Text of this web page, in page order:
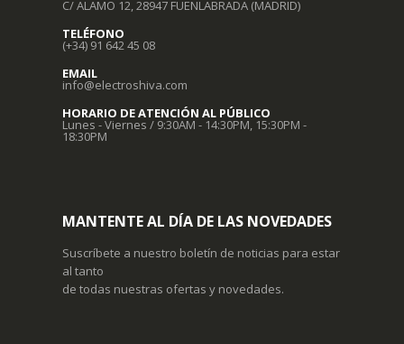
C/ ALAMO 12, 28947 FUENLABRADA (MADRID)
TELÉFONO
(+34) 91 642 45 08
EMAIL
info@electroshiva.com
HORARIO DE ATENCIÓN AL PÚBLICO
Lunes - Viernes / 9:30AM - 14:30PM, 15:30PM -
18:30PM
MANTENTE AL DÍA DE LAS NOVEDADES
Suscríbete a nuestro boletín de noticias para estar
al tanto
de todas nuestras ofertas y novedades.